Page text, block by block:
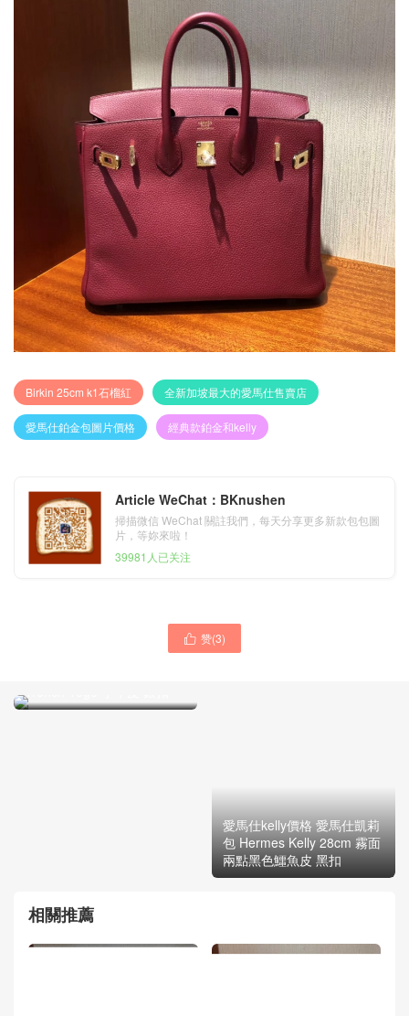
Birkin 25cm k1石榴紅 全新加坡最大的愛馬仕售賣店
愛馬仕鉑金包圖片價格 經典款鉑金和kelly
Article WeChat：BKnushen
掃描微信 WeChat 關註我們，每天分享更多新款包包圖
片，等妳來啦！
39981人已关注
 赞(3)
愛馬仕加拿大官網 Hermes
愛馬仕kelly價格 愛馬仕凱莉
包 Hermes Kelly 28cm 霧面
兩點黑色鱷魚皮 黑扣
相關推薦